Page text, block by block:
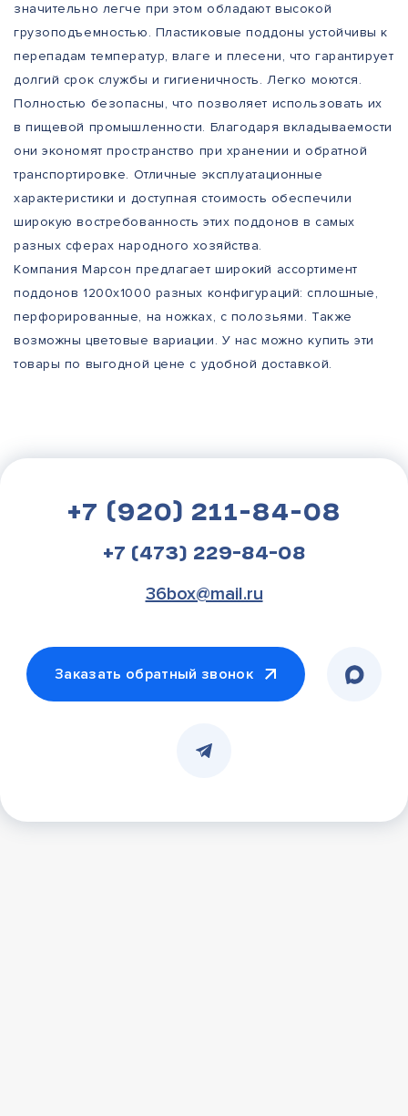
значительно легче при этом обладают высокой
грузоподъемностью. Пластиковые поддоны устойчивы к
перепадам температур, влаге и плесени, что гарантирует
долгий срок службы и гигиеничность. Легко моются.
Полностью безопасны, что позволяет использовать их
в пищевой промышленности. Благодаря вкладываемости
они экономят пространство при хранении и обратной
транспортировке. Отличные эксплуатационные
характеристики и доступная стоимость обеспечили
широкую востребованность этих поддонов в самых
разных сферах народного хозяйства.
Компания Марсон предлагает широкий ассортимент
поддонов 1200х1000 разных конфигураций: сплошные,
перфорированные, на ножках, с полозьями. Также
возможны цветовые вариации. У нас можно купить эти
товары по выгодной цене с удобной доставкой.
+7 (920) 211-84-08
+7 (473) 229-84-08
36box@mail.ru
Заказать обратный звонок